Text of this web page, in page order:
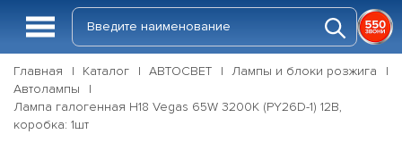
Главная Каталог АВТОСВЕТ
Лампы и блоки розжига
Автолампы
Лампа галогенная H18 Vegas 65W 3200K (PY26D-1) 12В,
коробка: 1шт